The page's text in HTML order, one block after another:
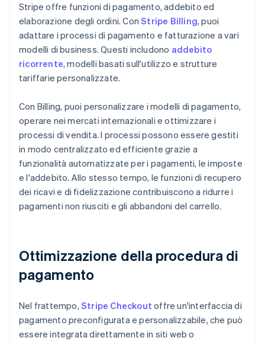
Stripe offre funzioni di pagamento, addebito ed
elaborazione degli ordini. ConStripe Billing, puoi
adattare i processi di pagamento e fatturazione a vari
modelli di business. Questi includono addebito
ricorrente, modelli basati sull'utilizzo e strutture
tariffarie personalizzate.
Con Billing, puoi personalizzare i modelli di pagamento,
operare nei mercati internazionali e ottimizzare i
processi di vendita. I processi possono essere gestiti
in modo centralizzato ed efficiente grazie a
funzionalità automatizzate per i pagamenti, le imposte
e l'addebito. Allo stesso tempo, le funzioni di recupero
dei ricavi e di fidelizzazione contribuiscono a ridurre i
pagamenti non riusciti e gli abbandoni del carrello.
Ottimizzazione della procedura di
pagamento
Nel frattempo, Stripe Checkout offre un'interfaccia di
pagamento preconfigurata e personalizzabile, che può
essere integrata direttamente in siti web o